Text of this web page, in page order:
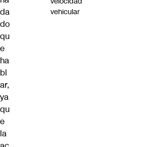
da
do
qu
e
ha
bl
ar,
ya
qu
e
la
vehicular